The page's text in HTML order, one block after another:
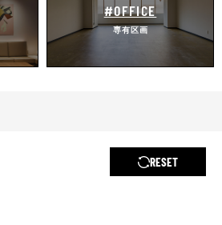
#OFFICE
専有区画
RESET